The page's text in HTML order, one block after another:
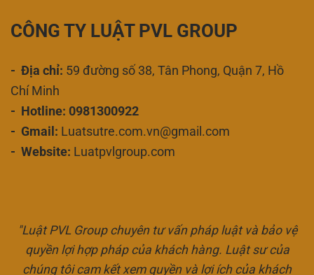
CÔNG TY LUẬT PVL GROUP
- Địa chỉ: 59 đường số 38, Tân Phong, Quận 7, Hồ
Chí Minh
- Hotline: 0981300922
- Gmail: Luatsutre.com.vn@gmail.com
- Website: Luatpvlgroup.com
"Luật PVL Group chuyên tư vấn pháp luật và bảo vệ
quyền lợi hợp pháp của khách hàng. Luật sư của
chúng tôi cam kết xem quyền và lợi ích của khách